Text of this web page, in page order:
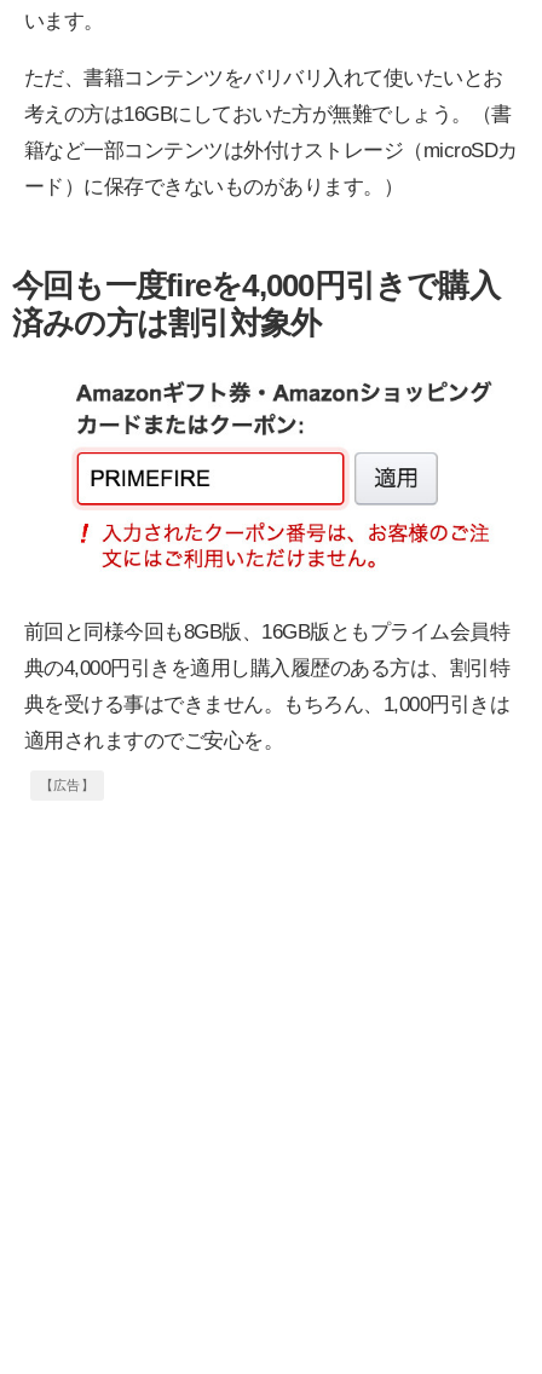
います。
ただ、書籍コンテンツをバリバリ入れて使いたいとお
考えの方は16GBにしておいた方が無難でしょう。（書
籍など一部コンテンツは外付けストレージ（microSDカ
ード）に保存できないものがあります。）
今回も一度fireを4,000円引きで購入
済みの方は割引対象外
前回と同様今回も8GB版、16GB版ともプライム会員特
典の4,000円引きを適用し購入履歴のある方は、割引特
典を受ける事はできません。もちろん、1,000円引きは
適用されますのでご安心を。
【広告】